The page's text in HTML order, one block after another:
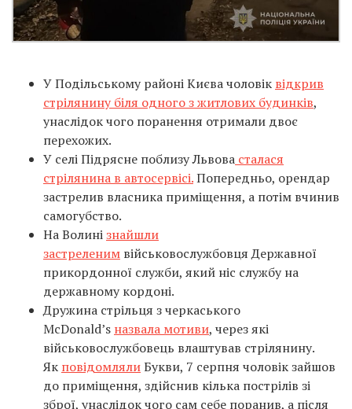
У Подільському районі Києва чоловік відкрив
стрілянину біля одного з житлових будинків,
унаслідок чого поранення отримали двоє
перехожих.
У селі Підрясне поблизу Львова сталася
стрілянина в автосервісі.Попередньо, орендар
застрелив власника приміщення, а потім вчинив
самогубство.
На Волинізнайшли
застреленим військовослужбовця Державної
прикордонної служби, який ніс службу на
державному кордоні.
Дружина стрільця з черкаського
McDonald’s назвала мотиви, через які
військовослужбовець влаштував стрілянину.
Як повідомлялиБукви, 7 серпня чоловік зайшов
до приміщення, здійснив кілька пострілів зі
зброї, унаслідок чого сам себе поранив, а після